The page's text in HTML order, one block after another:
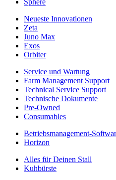
Neueste Innovationen
Zeta
Juno Max
Exos
Orbiter
Service und Wartung
Farm Management Support
Technical Service Support
Technische Dokumente
Pre-Owned
Consumables
Betriebsmanagement-
Horizon
Alles für Deinen Stall
Kuhbürste